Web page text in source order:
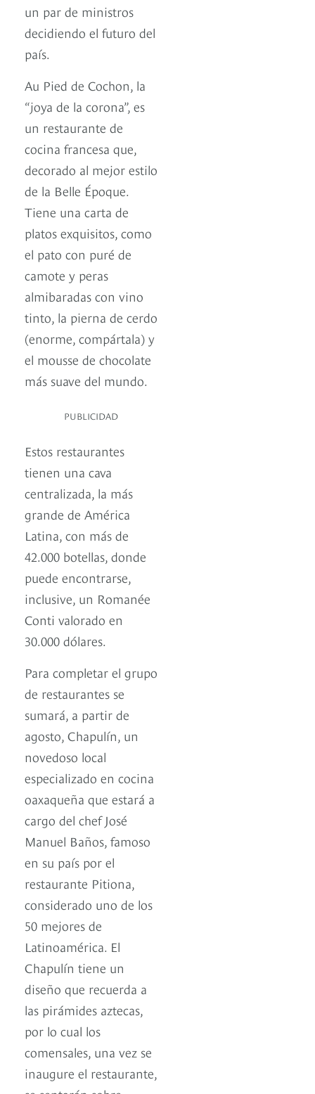
un par de ministros
decidiendo el futuro del
país.
Au Pied de Cochon, la
“joya de la corona”, es
un restaurante de
cocina francesa que,
decorado al mejor estilo
de la Belle Époque.
Tiene una carta de
platos exquisitos, como
el pato con puré de
camote y peras
almibaradas con vino
tinto, la pierna de cerdo
(enorme, compártala) y
el mousse de chocolate
más suave del mundo.
PUBLICIDAD
Estos restaurantes
tienen una cava
centralizada, la más
grande de América
Latina, con más de
42.000 botellas, donde
puede encontrarse,
inclusive, un Romanée
Conti valorado en
30.000 dólares.
Para completar el grupo
de restaurantes se
sumará, a partir de
agosto, Chapulín, un
novedoso local
especializado en cocina
oaxaqueña que estará a
cargo del chef José
Manuel Baños, famoso
en su país por el
restaurante Pitiona,
considerado uno de los
50 mejores de
Latinoamérica. El
Chapulín tiene un
diseño que recuerda a
las pirámides aztecas,
por lo cual los
comensales, una vez se
inaugure el restaurante,